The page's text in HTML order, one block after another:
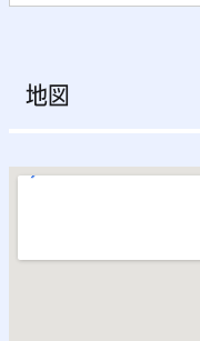
地図